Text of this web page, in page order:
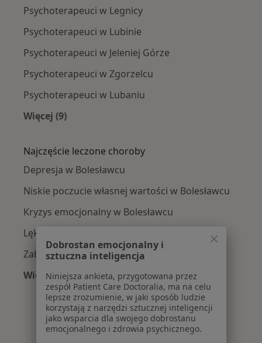
Psychoterapeuci w Legnicy
Psychoterapeuci w Lubinie
Psychoterapeuci w Jeleniej Górze
Psychoterapeuci w Zgorzelcu
Psychoterapeuci w Lubaniu
Więcej (9)
Najczęście leczone choroby
Depresja w Bolesławcu
Niskie poczucie własnej wartości w Bolesławcu
Kryzys emocjonalny w Bolesławcu
Lęki w Bolesławcu
Zaburzenia nastroju w Bolesławcu
Więcej (15)
Więcej w kategorii: Najczęście leczone
Dobrostan emocjonalny i
sztuczna inteligencja
Niniejsza ankieta, przygotowana przez
zespół Patient Care Doctoralia, ma na celu
lepsze zrozumienie, w jaki sposób ludzie
korzystają z narzędzi sztucznej inteligencji
jako wsparcia dla swojego dobrostanu
emocjonalnego i zdrowia psychicznego.